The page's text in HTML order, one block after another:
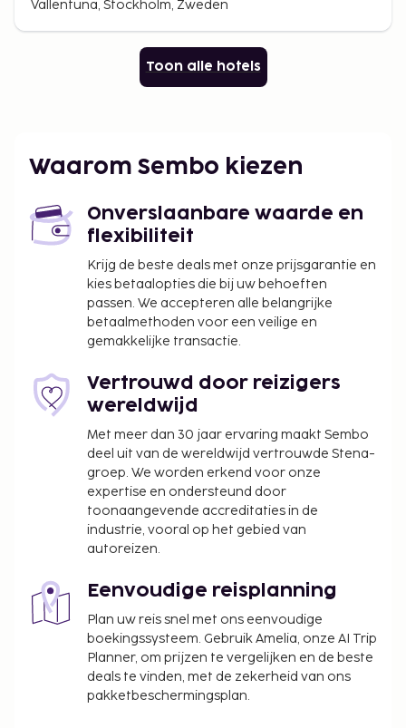
Vallentuna, Stockholm, Zweden
Toon alle hotels
Waarom Sembo kiezen
Onverslaanbare waarde en
flexibiliteit
Krijg de beste deals met onze prijsgarantie en
kies betaalopties die bij uw behoeften
passen. We accepteren alle belangrijke
betaalmethoden voor een veilige en
gemakkelijke transactie.
Vertrouwd door reizigers
wereldwijd
Met meer dan 30 jaar ervaring maakt Sembo
deel uit van de wereldwijd vertrouwde Stena-
groep. We worden erkend voor onze
expertise en ondersteund door
toonaangevende accreditaties in de
industrie, vooral op het gebied van
autoreizen.
Eenvoudige reisplanning
Plan uw reis snel met ons eenvoudige
boekingssysteem. Gebruik Amelia, onze AI Trip
Planner, om prijzen te vergelijken en de beste
deals te vinden, met de zekerheid van ons
pakketbeschermingsplan.